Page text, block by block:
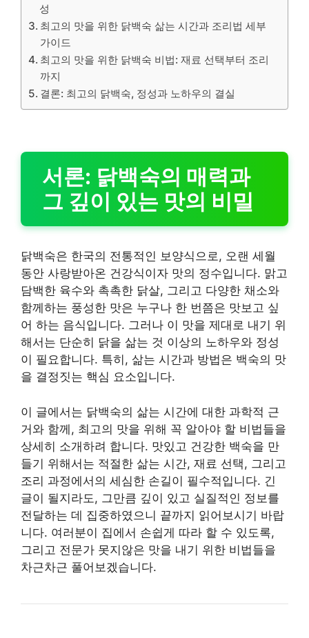
성
최고의 맛을 위한 닭백숙 삶는 시간과 조리법 세부
가이드
최고의 맛을 위한 닭백숙 비법: 재료 선택부터 조리
까지
결론: 최고의 닭백숙, 정성과 노하우의 결실
서론: 닭백숙의 매력과
그 깊이 있는 맛의 비밀
닭백숙은 한국의 전통적인 보양식으로, 오랜 세월
동안 사랑받아온 건강식이자 맛의 정수입니다. 맑고
담백한 육수와 촉촉한 닭살, 그리고 다양한 채소와
함께하는 풍성한 맛은 누구나 한 번쯤은 맛보고 싶
어 하는 음식입니다. 그러나 이 맛을 제대로 내기 위
해서는 단순히 닭을 삶는 것 이상의 노하우와 정성
이 필요합니다. 특히, 삶는 시간과 방법은 백숙의 맛
을 결정짓는 핵심 요소입니다.
이 글에서는 닭백숙의 삶는 시간에 대한 과학적 근
거와 함께, 최고의 맛을 위해 꼭 알아야 할 비법들을
상세히 소개하려 합니다. 맛있고 건강한 백숙을 만
들기 위해서는 적절한 삶는 시간, 재료 선택, 그리고
조리 과정에서의 세심한 손길이 필수적입니다. 긴
글이 될지라도, 그만큼 깊이 있고 실질적인 정보를
전달하는 데 집중하였으니 끝까지 읽어보시기 바랍
니다. 여러분이 집에서 손쉽게 따라 할 수 있도록,
그리고 전문가 못지않은 맛을 내기 위한 비법들을
차근차근 풀어보겠습니다.